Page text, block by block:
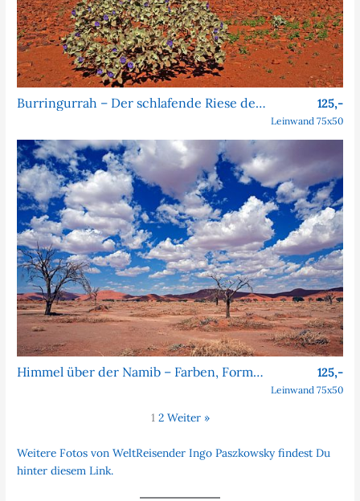
Burringurrah – Der schlafende Riese des Outbacks 125,-
Leinwand 75x50
Himmel über der Namib – Farben, Formen, Faszination 125,-
Leinwand 75x50
1 2 Weiter »
Weitere Fotos von WeltReisender Ingo Paszkowsky findest Du
hinter diesem Link.